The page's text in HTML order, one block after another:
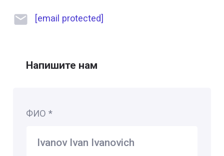
[email protected]
Напишите нам
ФИО *